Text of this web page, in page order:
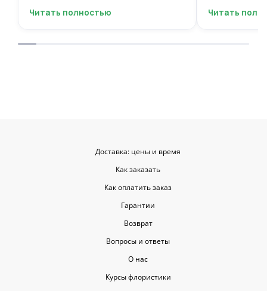
фантастическую цветочную
для согласования. Все заботливо
Читать полностью
композиций,
Читать
Доставка: цены и время
Как заказать
Как оплатить заказ
Гарантии
Возврат
Вопросы и ответы
О нас
Курсы флористики